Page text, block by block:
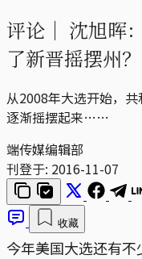
评论｜ 沈旭晖
了新晋摇摆州？
从2008年大选开始，
逐渐摇摆起来……
端传媒编辑部
刊登于: 2016-11-07
收藏
今年美国大选还有